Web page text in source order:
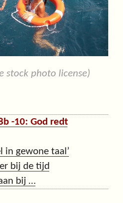
stock photo license)
-10: God redt
in gewone taal’
bij de tijd
bij …